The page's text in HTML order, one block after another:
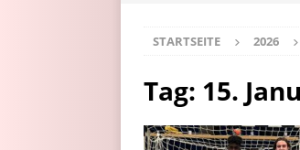
STARTSEITE 2026
Tag: 15.